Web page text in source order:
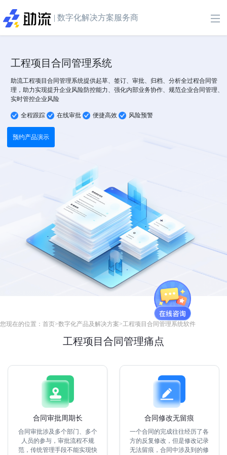
| 数字化解决方案服务商
工程项目合同管理系统
助流工程项目合同管理系统提供起草、签订、审批、归档、分析全过程合同管
理，助力实现提升企业风险防控能力、强化内部业务协作、规范企业合同管理、
实时管控企业风险
全程跟踪 在线审批 便捷高效 风险预警
预约产品演示
您现在的位置： 首页>数字化产品及解决方案>工程项目合同管理系统软件
工程项目合同管理痛点
合同审批周期长
合同审批涉及多个部门、多个
人员的参与，审批流程不规
范，传统管理手段不能实现快
合同修改无留痕
一个合同的完成往往经历了各
方的反复修改，但是修改记录
无法留痕，合同中涉及到的修